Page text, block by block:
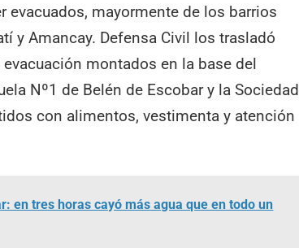
mayormente de los barrios
y Amancay. Defensa Civil los trasladó
montados en la base del
Nº1 de Belén de Escobar y la Sociedad
con alimentos, vestimenta y atención
en tres horas cayó más agua que en todo un